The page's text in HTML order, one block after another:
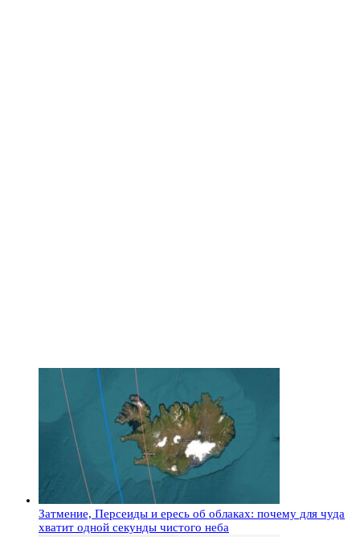
Затмение, Персеиды и ересь об облаках: почему для чуда
хватит одной секунды чистого неба